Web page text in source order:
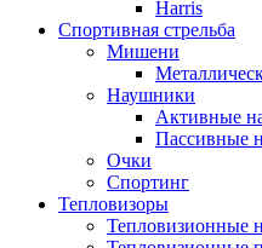
Harris
Спортивная стрельба
Мишени
Наушники
Активные
Пассивные
Очки
Спортинг
Тепловизоры
Тепловизионные